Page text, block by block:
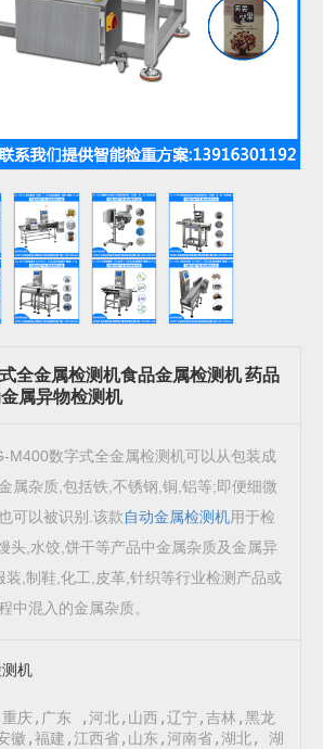
全金属检测机食品金属检测机 药品
属异物检测机
M400数字式全金属检测机可以从包装成
属杂质,包括铁,不锈钢,铜,铝等;即便细微
可以被识别.该款自动金属检测机用于检
头,水饺,饼干等产品中金属杂质及金属异
装,制鞋,化工,皮革,针织等行业检测产品或
中混入的金属杂质。
机
庆,广东 ,河北,山西,辽宁,吉林,黑龙
,福建,江西省,山东,河南省,湖北, 湖